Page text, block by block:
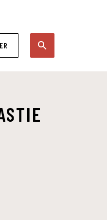
search
search